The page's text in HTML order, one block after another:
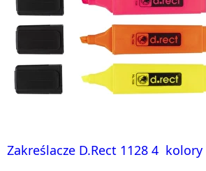
Zakreślacze D.Rect 1128 4 kolory